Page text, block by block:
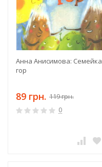
Анна Анисимова: Семейка
гор
89 грн. 119 грн.
0